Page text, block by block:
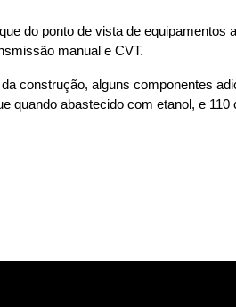
do ponto de vista de
manual e CVT.
construção, alguns componentes
quando abastecido com etanol, e